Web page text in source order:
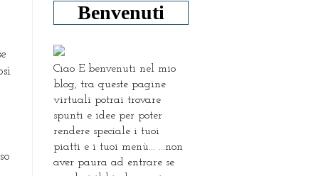
Benvenuti
Ciao E benvenuti nel mio
blog, tra queste pagine
virtuali potrai trovare
spunti e idee per poter
rendere speciale i tuoi
piatti e i tuoi menù... ...non
aver paura ad entrare se